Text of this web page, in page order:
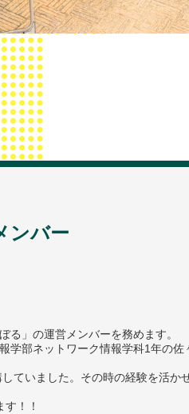
ンバー
る」の運営メンバーを務めます。
学部ネットワーク情報学科1年の佐
ていました。その時の経験を活か
！！